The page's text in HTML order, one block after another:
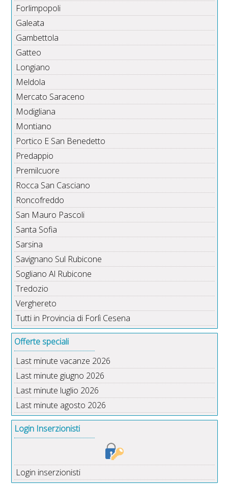
Forlimpopoli
Galeata
Gambettola
Gatteo
Longiano
Meldola
Mercato Saraceno
Modigliana
Montiano
Portico E San Benedetto
Predappio
Premilcuore
Rocca San Casciano
Roncofreddo
San Mauro Pascoli
Santa Sofia
Sarsina
Savignano Sul Rubicone
Sogliano Al Rubicone
Tredozio
Verghereto
Tutti in Provincia di Forlì Cesena
Offerte speciali
Last minute vacanze 2026
Last minute giugno 2026
Last minute luglio 2026
Last minute agosto 2026
Login Inserzionisti
Login inserzionisti